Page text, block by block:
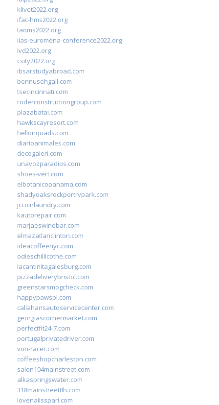
klivet2022.org
ifac-hms2022.org
taoms2022.org
iias-euromena-conference2022.org
ivd2022.org
csity2022.org
ibsarstudyabroad.com
bennusehgall.com
tsecincinnati.com
roderconstructiongroup.com
plazabatai.com
hawkscayresort.com
hellonquads.com
diarioanimales.com
decogaleri.com
unavozparadios.com
shoes-vert.com
elbotanicopanama.com
shadyoaksrockportrvpark.com
jccoinlaundry.com
kautorepair.com
marjaeswinebar.com
elmazatlanclinton.com
ideacoffeenyc.com
odieschillicothe.com
lacantinitagalesburg.com
pizzadeliverybristol.com
greenstarsmogcheck.com
happypawspl.com
callahansautoservicecenter.com
georgiascornermarket.com
perfectfit24-7.com
portugalprivatedriver.com
von-racer.com
coffeeshopcharleston.com
salon104mainstreet.com
alkaspringswater.com
318mainstreet8h.com
lovenailsspari.com